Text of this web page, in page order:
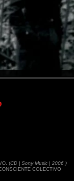
(CD | Sony Music | 2006 )
COLECTIVO